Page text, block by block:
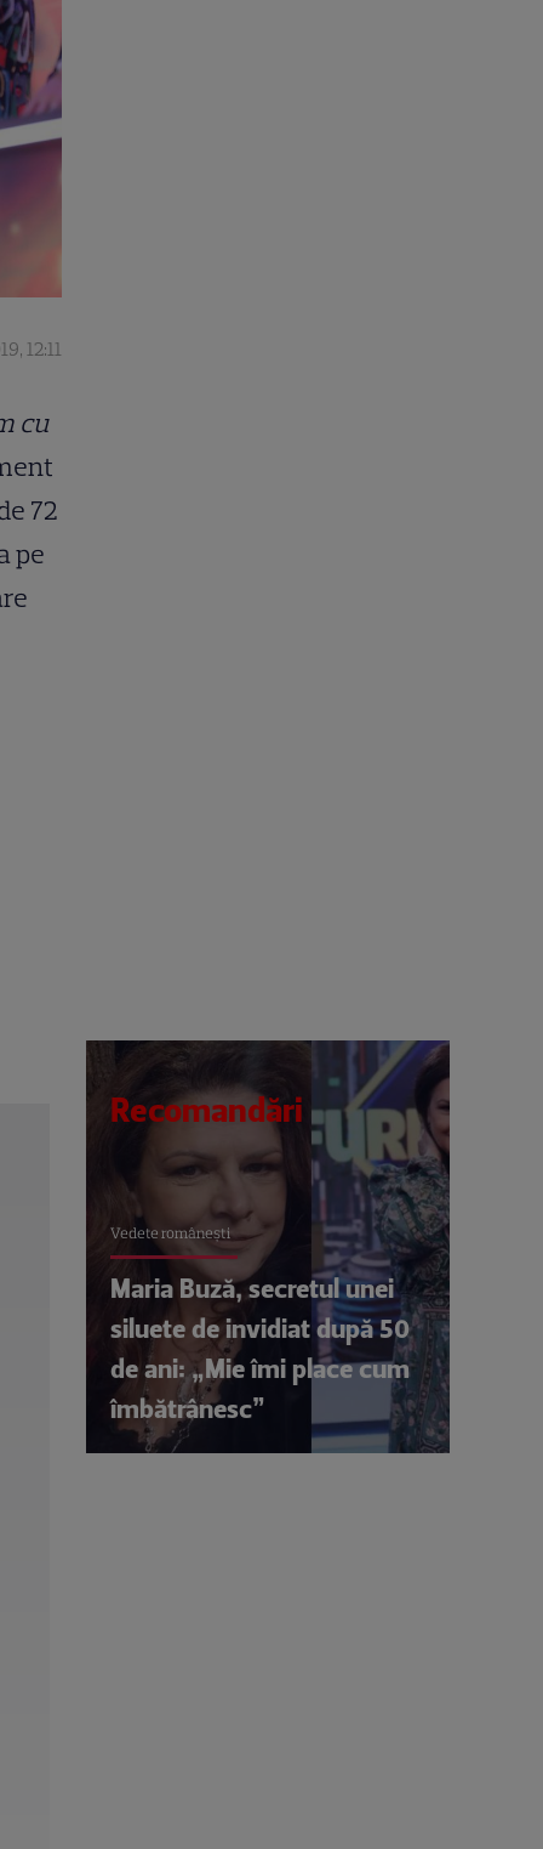
12:11
cu
72
pe
Recomandări
Vedete româneşti
Maria Buză, secretul unei
siluete de invidiat după 50
de ani: „Mie îmi place cum
îmbătrânesc”